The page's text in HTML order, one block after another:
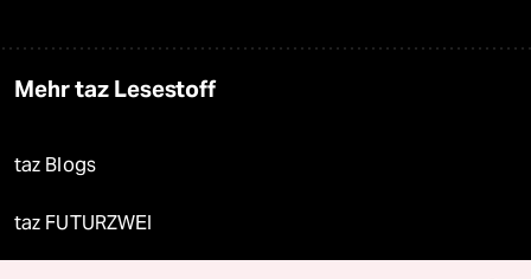
Mehr taz Lesestoff
taz Blogs
taz FUTURZWEI